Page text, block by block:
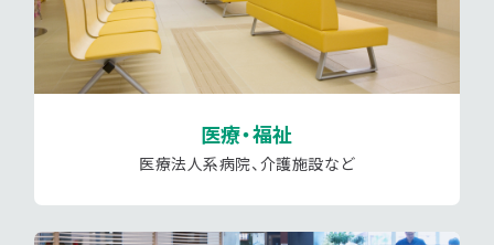
医療・福祉
医療法人系病院、介護施設など